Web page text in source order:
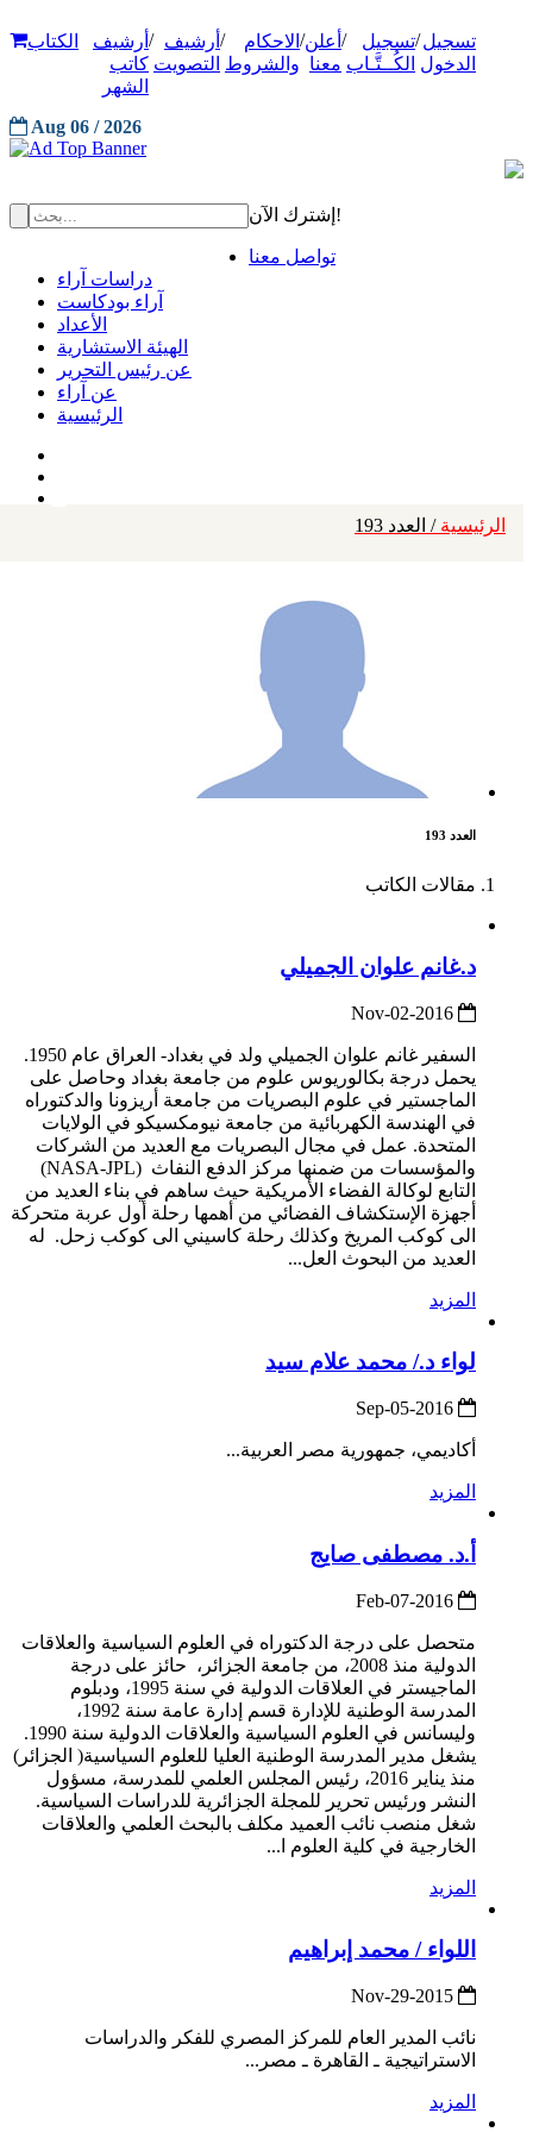
تسجيل
الدخول
/تسجيل
الكُــتَّـاب
/ أعلن
معنا
/ الاحكام
والشروط
/ أرشيف
التصويت
/ أرشيف
كاتب
الشهر
الكتاب
Aug 06 / 2026
إشترك الآن!
تواصل معنا
دراسات آراء
آراء بودكاست
الأعداد
الهيئة الاستشارية
عن رئيس التحرير
عن آراء
الرئيسية
الرئيسية / العدد 193
العدد 193
مقالات الكاتب
د.غانم علوان الجميلي
السفير غانم علوان الجميلي ولد في بغداد- العراق عام 1950.
يحمل درجة بكالوريوس علوم من جامعة بغداد وحاصل على
الماجستير في علوم البصريات من جامعة أريزونا والدكتوراه
في الهندسة الكهربائية من جامعة نيومكسيكو في الولايات
المتحدة. عمل في مجال البصريات مع العديد من الشركات
والمؤسسات من ضمنها مركز الدفع النفاث (NASA-JPL)
التابع لوكالة الفضاء الأمريكية حيث ساهم في بناء العديد من
أجهزة الإستكشاف الفضائي من أهمها رحلة أول عربة متحركة
الى كوكب المريخ وكذلك رحلة كاسيني الى كوكب زحل. له
العديد من البحوث العل...
المزيد
لواء د./ محمد علام سيد
أكاديمي، جمهورية مصر العربية...
المزيد
أ.د. مصطفى صايج
متحصل على درجة الدكتوراه في العلوم السياسية والعلاقات
الدولية منذ 2008، من جامعة الجزائر، حائز على درجة
الماجيستر في العلاقات الدولية في سنة 1995، ودبلوم
المدرسة الوطنية للإدارة قسم إدارة عامة سنة 1992،
وليسانس في العلوم السياسية والعلاقات الدولية سنة 1990.
يشغل مدير المدرسة الوطنية العليا للعلوم السياسية( الجزائر)
منذ يناير 2016، رئيس المجلس العلمي للمدرسة، مسؤول
النشر ورئيس تحرير للمجلة الجزائرية للدراسات السياسية.
شغل منصب نائب العميد مكلف بالبحث العلمي والعلاقات
الخارجية في كلية العلوم ا...
المزيد
اللواء / محمد إبراهيم
نائب المدير العام للمركز المصري للفكر والدراسات
الاستراتيجية ـ القاهرة ـ مصر...
المزيد